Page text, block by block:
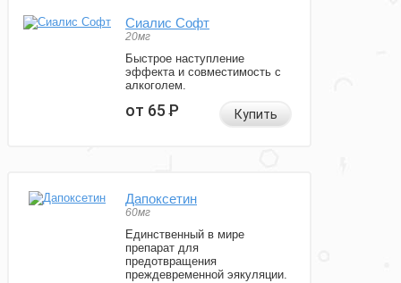
Сиалис Софт
20мг
Быстрое наступление
эффекта и совместимость с
алкоголем.
от 65Р Купить
Дапоксетин
60мг
Единственный в мире
препарат для
предотвращения
преждевременной эякуляции.